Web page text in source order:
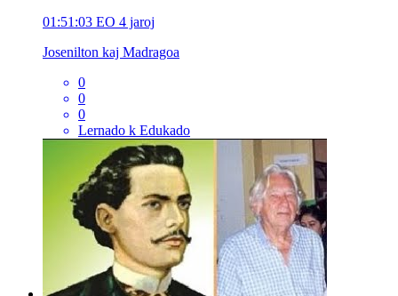
01:51:03 EO 4 jaroj
Josenilton kaj Madragoa
0
0
0
Lernado k Edukado